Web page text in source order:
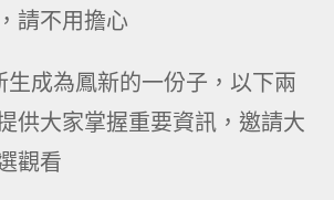
請不用擔心
生成為鳳新的一份子，以下兩
供大家掌握重要資訊，邀請大
觀看